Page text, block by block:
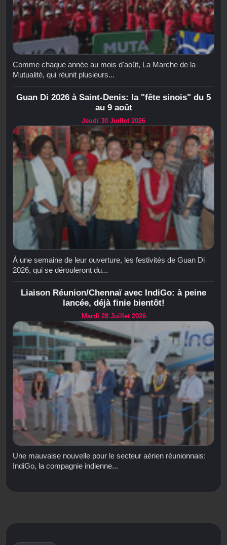
Comme chaque année au mois d'août, La Marche de la
Mutualité, qui réunit plusieurs...
Guan Di 2026 à Saint-Denis: la "fête sinois" du 5
au 9 août
Jeudi 30 Juillet 2026
À une semaine de leur ouverture, les festivités de Guan Di
2026, qui se dérouleront du...
Liaison Réunion/Chennaï avec IndiGo: à peine
lancée, déjà finie bientôt!
Mardi 28 Juillet 2026
Une mauvaise nouvelle pour le secteur aérien réunionnais:
IndiGo, la compagnie indienne...